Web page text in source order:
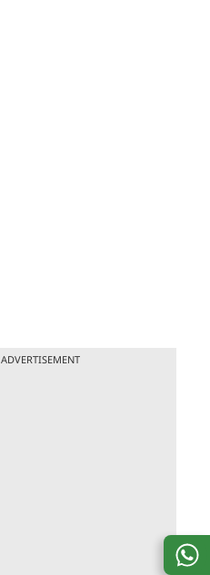
ADVERTISEMENT